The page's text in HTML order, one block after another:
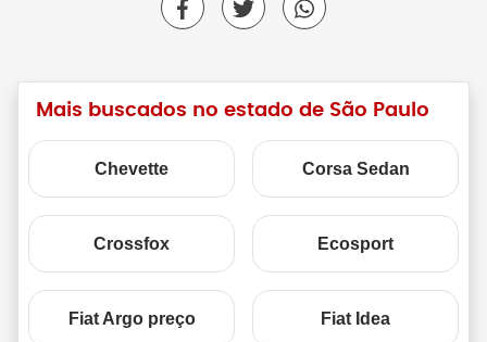
Mais buscados no estado de São Paulo
Chevette Corsa Sedan
Crossfox Ecosport
Fiat Argo preço Fiat Idea